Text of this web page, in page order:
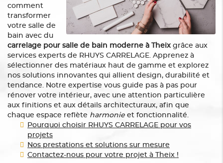
comment
transformer
votre salle de
bain avec du
carrelage pour salle de bain moderne à Theix grâce aux
services experts de RHUYS CARRELAGE. Apprenez à
sélectionner des matériaux haut de gamme et explorez
nos solutions innovantes qui allient design, durabilité et
tendance. Notre expertise vous guide pas à pas pour
rénover votre intérieur, avec une attention particulière
aux finitions et aux détails architecturaux, afin que
chaque espace reflète harmonie et fonctionnalité.
Pourquoi choisir RHUYS CARRELAGE pour vos
projets
Nos prestations et solutions sur mesure
Contactez-nous pour votre projet à Theix !